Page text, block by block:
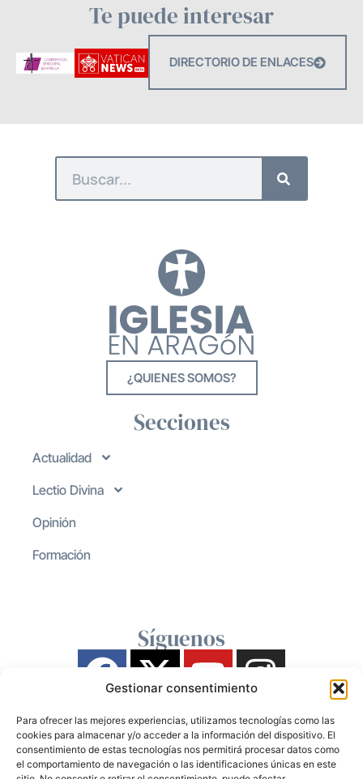
Gestionar consentimiento
Para ofrecer las mejores experiencias, utilizamos tecnologías como las
cookies para almacenar y/o acceder a la información del dispositivo. El
consentimiento de estas tecnologías nos permitirá procesar datos como
el comportamiento de navegación o las identificaciones únicas en este
Te puede interesar
DIRECTORIO DE ENLACES
¿QUIENES SOMOS?
Secciones
Actualidad
Lectio Divina
Opinión
Formación
Síguenos